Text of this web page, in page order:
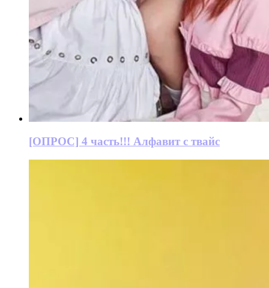
[ОПРОС] 4 часть!!! Алфавит с твайс